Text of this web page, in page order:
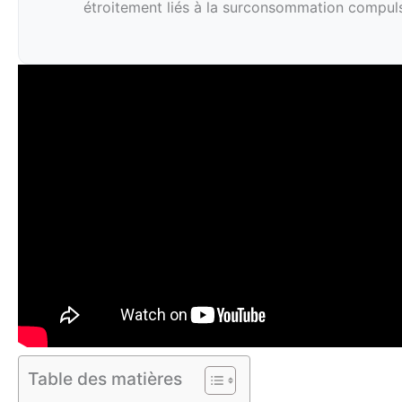
étroitement liés à la surconsommation
Table des matières